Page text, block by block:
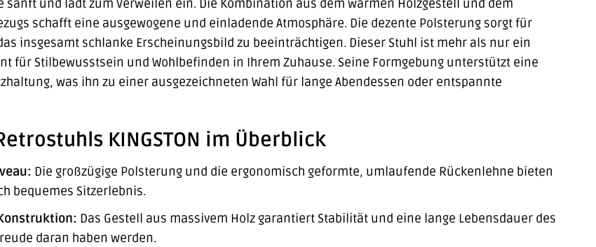
sanft und lädt zum Verweilen ein. Die Kombination aus dem warmen Holzgestell und dem
schafft eine ausgewogene und einladende Atmosphäre. Die dezente Polsterung sorgt für
insgesamt schlanke Erscheinungsbild zu beeinträchtigen. Dieser Stuhl ist mehr als nur ein
für Stilbewusstsein und Wohlbefinden in Ihrem Zuhause. Seine Formgebung unterstützt eine
was ihn zu einer ausgezeichneten Wahl für lange Abendessen oder entspannte
KINGSTON im Überblick
Die großzügige Polsterung und die ergonomisch geformte, umlaufende Rückenlehne bieten
bequemes Sitzerlebnis.
Das Gestell aus massivem Holz garantiert Stabilität und eine lange Lebensdauer des
daran haben werden.